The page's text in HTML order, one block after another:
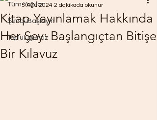
Tüm Yazılar
Şimdi Başlayın
Topluluğunuz
Kitap Yayınlamak Hakkında
Her Şey: Başlangıçtan Bitişe
Bir Kılavuz
5 Ağu 2024 2 dakikada okunur